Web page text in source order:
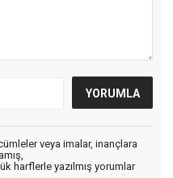
veya imalar, inançlara
harflerle yazılmış yorumlar